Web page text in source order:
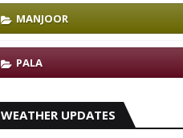
MANJOOR
PALA
WEATHER UPDATES